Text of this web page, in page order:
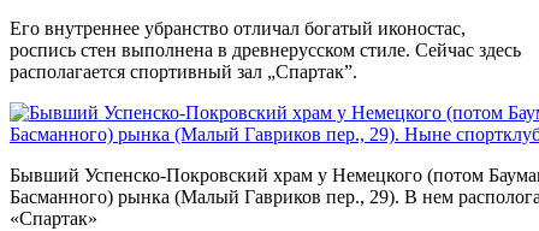
Его внутреннее убранство отличал богатый иконостас,
роспись стен выполнена в древнерусском стиле. Сейчас здесь
располагается спортивный зал „Спартак”.
Бывший Успенско-Покровский храм у Немецкого (потом
Басманного) рынка (Малый Гавриков пер., 29). В нем
«Спартак»